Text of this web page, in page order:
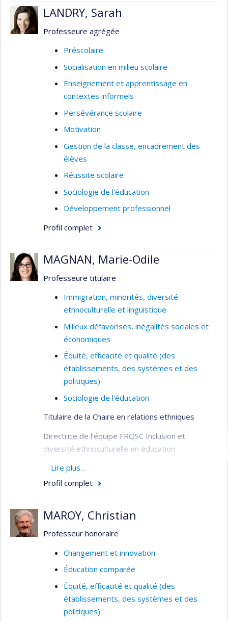
Intérêts de recherche:
Didactique des langues secondes: aspects
sociolinguistique
Ethnographie des pratiques langagières
des jeunes plurilingues
Les enjeux identitaires et sociaux
La dynamique langagière montréalaise
École et minorités de langues officielles
LANDRY, Sarah
Professeure agrégée
Préscolaire
Socialisation en milieu scolaire
Enseignement et apprentissage en
contextes informels
Persévérance scolaire
Motivation
Gestion de la classe, encadrement des
élèves
Réussite scolaire
Sociologie de l'éducation
Développement professionnel
Profil complet
MAGNAN, Marie-Odile
Professeure titulaire
Immigration, minorités, diversité
ethnoculturelle et linguistique
Milieux défavorisés, inégalités sociales et
économiques
Équité, efficacité et qualité (des
établissements, des systèmes et des
politiques)
Sociologie de l'éducation
Titulaire de la Chaire en relations ethniques
Directrice de l'équipe FRQSC Inclusion et
diversité ethnoculturelle en éducation
Directrice CRIFPE-UdeM
Marie-Odile Magnan est titulaire de la Chaire en
professeure titulaire au Département
l’Université de Montréal. Ses recherches portent
sur les inégalités scolaires du primaire jusqu’au
postsecondaire, telles que rapportées par les
jeunes. Elle conduit également des travaux sur
les pratiques d’équité et d’inclusion des
intervenants scolaires. Elle a œuvré, notamment,
à la réalisation du webdocumentaire
Lire plus…
Profil complet
MAROY, Christian
Professeur honoraire
Changement et innovation
Éducation comparée
Équité, efficacité et qualité (des
établissements, des systèmes et des
politiques)